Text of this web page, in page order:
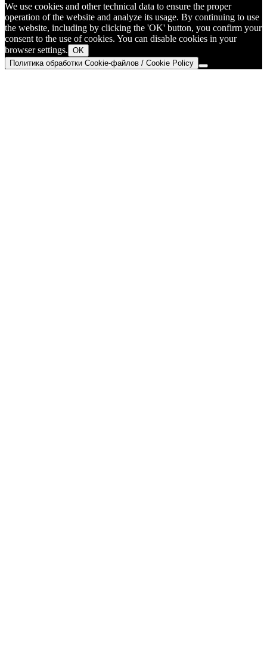
We use cookies and other technical data to ensure the proper
operation of the website and analyze its usage. By continuing to use
the website, including by clicking the 'OK' button, you confirm your
consent to the use of cookies. You can disable cookies in your
browser settings. OK
Политика обработки Cookie-файлов / Cookie Policy